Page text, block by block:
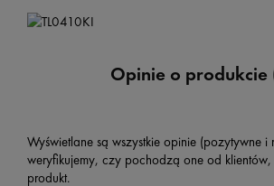
Opinie o produkcie
Wyświetlane są wszystkie opinie (pozytywne i
weryfikujemy, czy pochodzą one od
produkt.